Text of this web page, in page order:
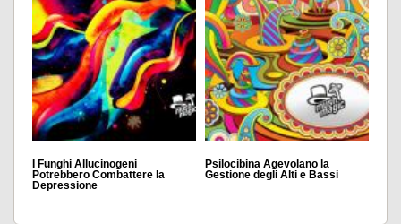
I Funghi Allucinogeni
Potrebbero Combattere la
Depressione
Psilocibina Agevolano la
Gestione degli Alti e Bassi